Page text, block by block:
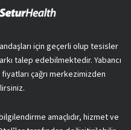
için geçerli olup tesisler
talep edebilmektedir. Yabancı
çağrı merkezimizden
amaçlıdır, hizmet ve